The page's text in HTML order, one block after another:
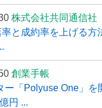
株式会社共同通信社
と成約率を上げる方
創業手帳
ー「Polyuse One」を
円 ...